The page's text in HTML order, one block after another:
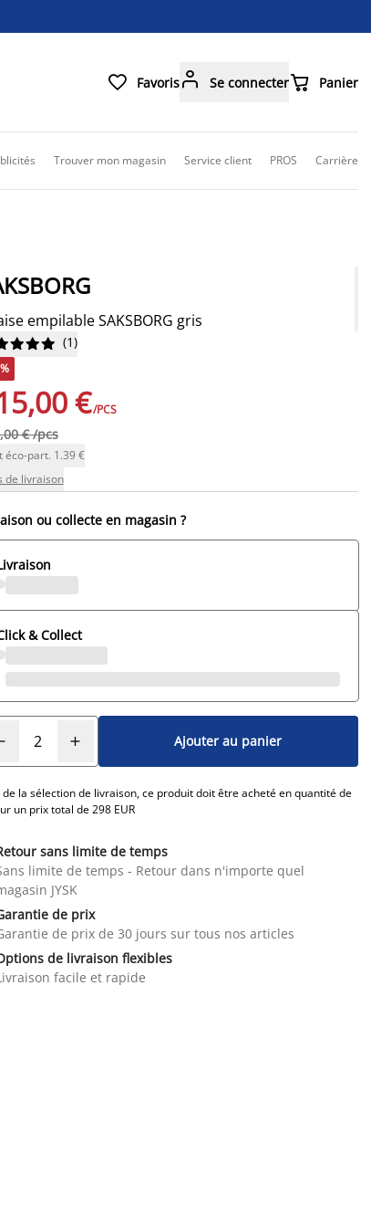
 Favoris Se connecter Panier
Trouver mon magasin Service client PROS Carrière
empilable SAKSBORG gris



 (1)
€/PCS
€ /pcs
éco-part. 1.39 €
de livraison
ou collecte en magasin ?
& Collect
Ajouter au panier
de la sélection de livraison, ce produit doit être acheté en quantité de
un prix total de 298 EUR
sans limite de temps
limite de temps - Retour dans n'importe quel
JYSK
de prix
de prix de 30 jours sur tous nos articles
de livraison flexibles
facile et rapide